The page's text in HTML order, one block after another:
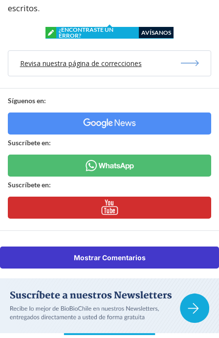
escritos.
¿ENCONTRASTE UN
ERROR?
AVÍSANOS
Revisa nuestra página de correcciones
Síguenos en:
Suscríbete en:
Suscríbete en:
Mostrar Comentarios